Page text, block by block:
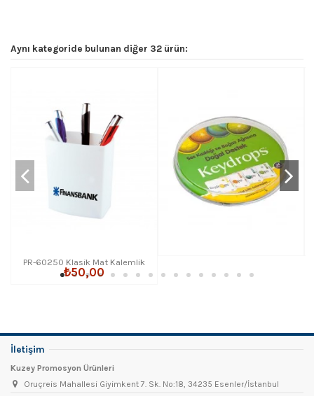
Aynı kategoride bulunan diğer 32 ürün:
PR-60250 Klasik Mat Kalemlik
₺50,00
İletişim
Kuzey Promosyon Ürünleri
Oruçreis Mahallesi Giyimkent 7. Sk. No:18, 34235 Esenler/İstanbul